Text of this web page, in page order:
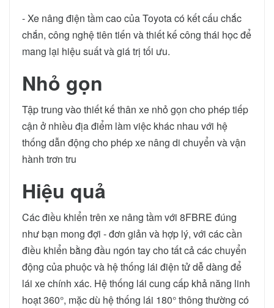
- Xe nâng điện tầm cao của Toyota có kết cấu chắc
chắn, công nghệ tiên tiến và thiết kế công thái học để
mang lại hiệu suất và giá trị tối ưu.
Nhỏ gọn
Tập trung vào thiết kế thân xe nhỏ gọn cho phép tiếp
cận ở nhiều địa điểm làm việc khác nhau với hệ
thống dẫn động cho phép xe nâng di chuyển và vận
hành trơn tru
Hiệu quả
Các điều khiển trên xe nâng tầm với 8FBRE đúng
như bạn mong đợi - đơn giản và hợp lý, với các cần
điều khiển bằng đầu ngón tay cho tất cả các chuyển
động của phuộc và hệ thống lái điện tử dễ dàng để
lái xe chính xác. Hệ thống lái cung cấp khả năng linh
hoạt 360°, mặc dù hệ thống lái 180° thông thường có